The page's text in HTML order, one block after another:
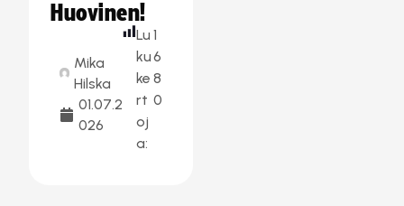
Huovinen!
Mika
Hilska
01.07.2
026
Lu
ku
ke
rt
oj
a:
1
6
8
0